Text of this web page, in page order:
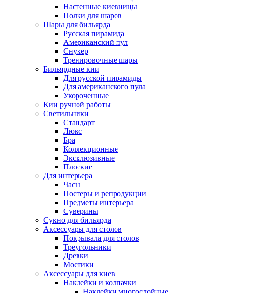
Настенные киевницы
Полки для шаров
Шары для бильярда
Русская пирамида
Американский пул
Снукер
Тренировочные шары
Бильярдные кии
Для русской пирамиды
Для американского пула
Укороченные
Кии ручной работы
Светильники
Стандарт
Люкс
Бра
Коллекционные
Эксклюзивные
Плоские
Для интерьера
Часы
Постеры и репродукции
Предметы интерьера
Суверины
Сукно для бильярда
Аксессуары для столов
Покрывала для столов
Треугольники
Древки
Мостики
Аксессуары для киев
Наклейки и колпачки
Наклейки многослойные